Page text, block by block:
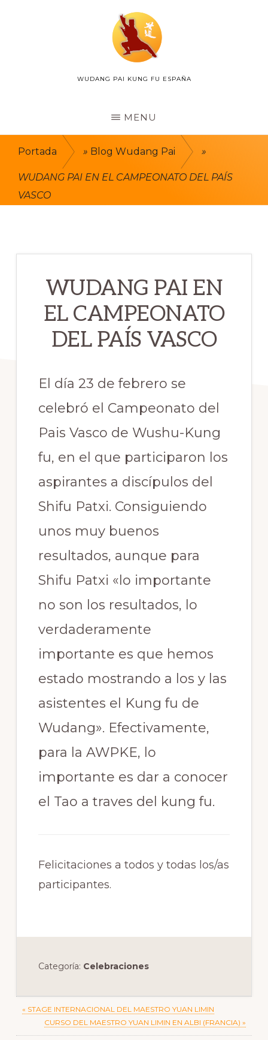
WUDANG
WUDANG PAI KUNG FU ESPAÑA
MENU
Portada » Blog Wudang Pai »
WUDANG PAI EN EL CAMPEONATO DEL PAÍS
VASCO
WUDANG PAI EN
EL CAMPEONATO
DEL PAÍS VASCO
El día 23 de febrero se
celebró el Campeonato del
Pais Vasco de Wushu-Kung
fu, en el que participaron los
aspirantes a discípulos del
Shifu Patxi. Consiguiendo
unos muy buenos
resultados, aunque para
Shifu Patxi «lo importante
no son los resultados, lo
verdaderamente
importante es que hemos
estado mostrando a los y las
asistentes el Kung fu de
Wudang». Efectivamente,
para la AWPKE, lo
importante es dar a conocer
el Tao a traves del kung fu.
Felicitaciones a todos y todas los/as
participantes.
Categoría: Celebraciones
Previous
« STAGE INTERNACIONAL DEL MAESTRO YUAN LIMIN
Next
Post:
CURSO DEL MAESTRO YUAN LIMIN EN ALBI (FRANCIA) »